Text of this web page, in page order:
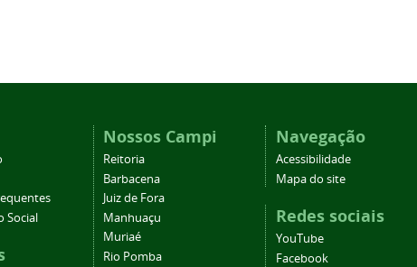
Social
Nossos Campi
Reitoria
Barbacena
Juiz de Fora
Manhuaçu
Muriaé
Rio Pomba
Navegação
Acessibilidade
Mapa do site
Redes sociais
YouTube
Facebook